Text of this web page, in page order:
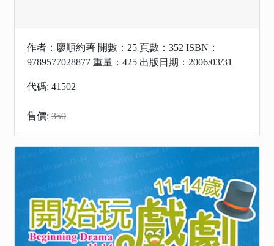
作者：廖順約著 開數：25 頁數：352 ISBN：
9789577028877 重量：425 出版日期：2006/03/31
代碼: 41502
售價: 350